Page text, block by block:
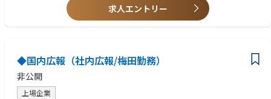
求人エントリー
◆国内広報（社内広報/梅田勤務）
非公開
上場企業